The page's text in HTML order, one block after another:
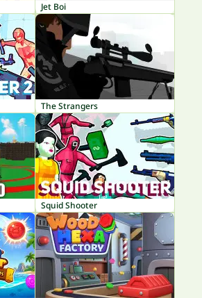
Jet Boi
The Strangers
Squid Shooter